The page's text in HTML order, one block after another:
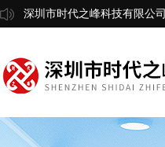
深圳市时代之峰科技有限公司